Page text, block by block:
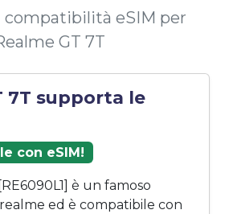
compatibilità eSIM per
GT 7T
7T supporta le
con eSIM!
è un famoso
ed è compatibile con